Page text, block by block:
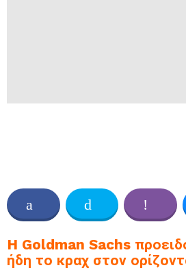
H Goldman Sachs
ήδη το κραχ στον